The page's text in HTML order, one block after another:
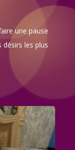
une pause
les plus